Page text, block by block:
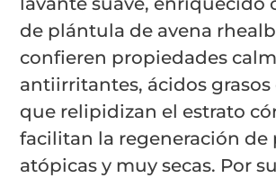
de plántula de avena
confieren propiedades
antiirritantes, ácidos grasos
que relipidizan el estrato
facilitan la regeneración de
atópicas y muy secas. Por su